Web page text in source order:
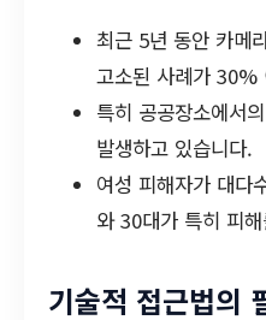
최근 5년 동안 카메
고소된 사례가 30%
특히 공공장소에서
발생하고 있습니다.
여성 피해자가 대다
와 30대가 특히 피
기술적 접근법의